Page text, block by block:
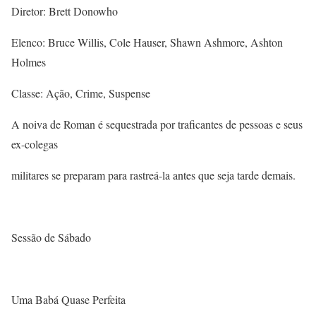
Diretor: Brett Donowho
Elenco: Bruce Willis, Cole Hauser, Shawn Ashmore, Ashton
Holmes
Classe: Ação, Crime, Suspense
A noiva de Roman é sequestrada por traficantes de pessoas e seus
ex-colegas
militares se preparam para rastreá-la antes que seja tarde demais.
Sessão de Sábado
Uma Babá Quase Perfeita